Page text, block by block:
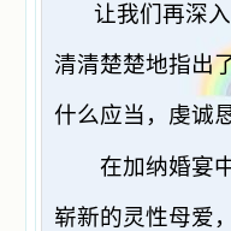
让我们再深
清清楚楚地指出
什么应当，虔诚
在加纳婚宴
崭新的灵性母爱